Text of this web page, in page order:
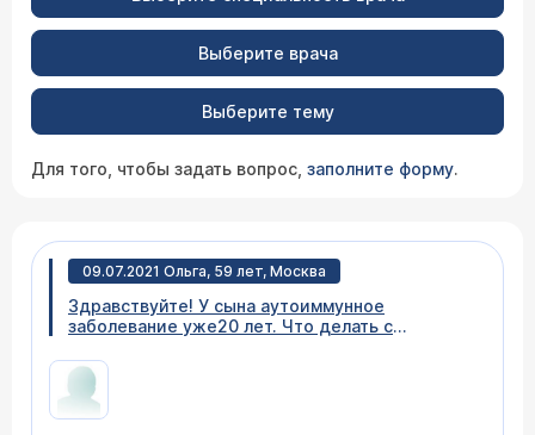
Выберите врача
Выберите тему
Для того, чтобы задать вопрос, заполните форму.
09.07.2021 Ольга, 59 лет, Москва
Здравствуйте! У сына аутоиммунное
заболевание уже20 лет. Что делать с
противопоказаниях. Других прививок нет.
Спасибо.